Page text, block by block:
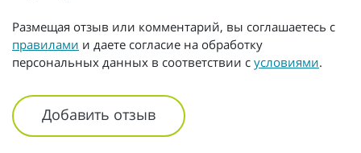
Размещая отзыв или комментарий, вы соглашаетесь с
правилами и даете согласие на обработку
персональных данных в соответствии с условиями.
Добавить отзыв